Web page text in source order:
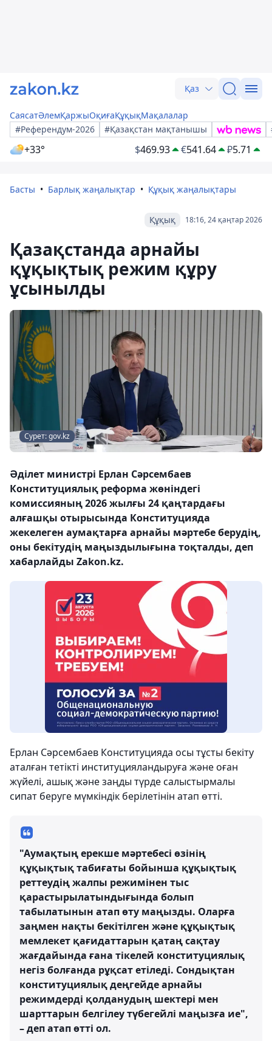
Қаз
СаясатӘлемҚаржыОқиғаҚұқықМақалалар
#Референдум-2026
#Қазақстан мақтанышы
+33° $469.93 €541.64 ₽5.71
Басты Барлық жаңалықтар Құқық жаңалықтары
18:16, 24 қаңтар 2026
Құқық
Қазақстанда арнайы
құқықтық режим құру
ұсынылды
Сурет: gov.kz
Әділет министрі Ерлан Сәрсембаев
Конституциялық реформа жөніндегі
комиссияның 2026 жылғы 24 қаңтардағы
алғашқы отырысында Конституцияда
жекелеген аумақтарға арнайы мәртебе берудің,
оны бекітудің маңыздылығына тоқталды, деп
хабарлайды Zakon.kz.
Ерлан Сәрсембаев Конституцияда осы тұсты бекіту
аталған тетікті институцияландыруға және оған
жүйелі, ашық және заңды түрде салыстырмалы
сипат беруге мүмкіндік берілетінін атап өтті.
"Аумақтың ерекше мәртебесі өзінің
құқықтық табиғаты бойынша құқықтық
реттеудің жалпы режимінен тыс
қарастырылатындығында болып
табылатынын атап өту маңызды. Оларға
заңмен нақты бекітілген және құқықтық
мемлекет қағидаттарын қатаң сақтау
жағдайында ғана тікелей конституциялық
негіз болғанда рұқсат етіледі. Сондықтан
конституциялық деңгейде арнайы
режимдерді қолданудың шектері мен
шарттарын белгілеу түбегейлі маңызға ие",
– деп атап өтті ол.